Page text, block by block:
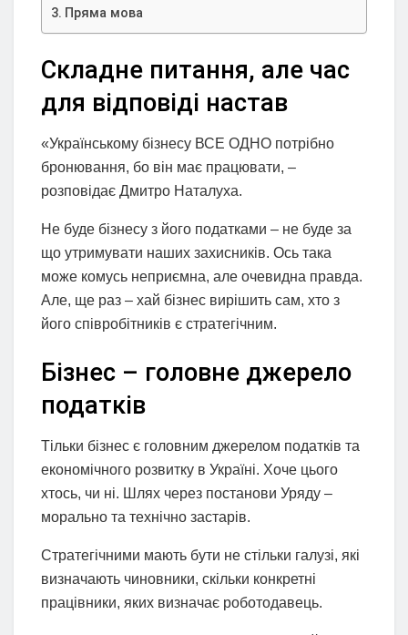
Пряма мова
Складне питання, але час
для відповіді настав
«Українському бізнесу ВСЕ ОДНО потрібно
бронювання, бо він має працювати, –
розповідає Дмитро Наталуха.
Не буде бізнесу з його податками – не буде за
що утримувати наших захисників. Ось така
може комусь неприємна, але очевидна правда.
Але, ще раз – хай бізнес вирішить сам, хто з
його співробітників є стратегічним.
Бізнес – головне джерело
податків
Тільки бізнес є головним джерелом податків та
економічного розвитку в Україні. Хоче цього
хтось, чи ні. Шлях через постанови Уряду –
морально та технічно застарів.
Стратегічними мають бути не стільки галузі, які
визначають чиновники, скільки конкретні
працівники, яких визначає роботодавець.